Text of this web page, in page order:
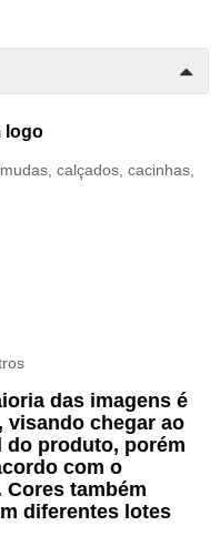
logo
calçados, cacinhas,
das imagens é
visando chegar ao
produto, porém
com o
também
diferentes lotes